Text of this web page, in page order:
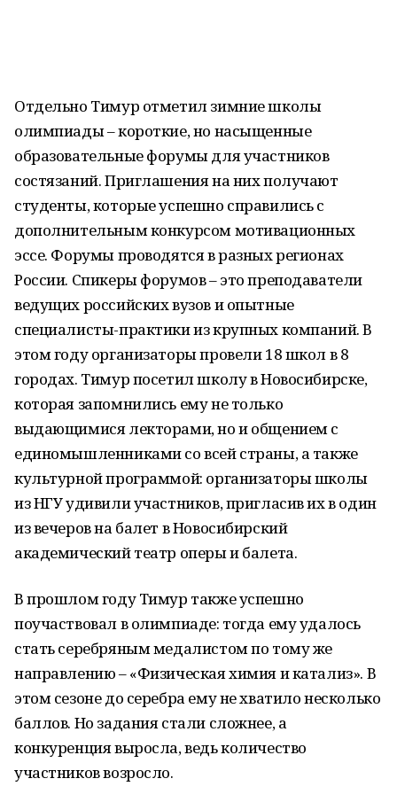
Отдельно Тимур отметил зимние школы
олимпиады – короткие, но насыщенные
образовательные форумы для участников
состязаний. Приглашения на них получают
студенты, которые успешно справились с
дополнительным конкурсом мотивационных
эссе. Форумы проводятся в разных регионах
России. Спикеры форумов – это преподаватели
ведущих российских вузов и опытные
специалисты-практики из крупных компаний. В
этом году организаторы провели 18 школ в 8
городах. Тимур посетил школу в Новосибирске,
которая запомнились ему не только
выдающимися лекторами, но и общением с
единомышленниками со всей страны, а также
культурной программой: организаторы школы
из НГУ удивили участников, пригласив их в один
из вечеров на балет в Новосибирский
академический театр оперы и балета.
В прошлом году Тимур также успешно
поучаствовал в олимпиаде: тогда ему удалось
стать серебряным медалистом по тому же
направлению – «Физическая химия и катализ». В
этом сезоне до серебра ему не хватило несколько
баллов. Но задания стали сложнее, а
конкуренция выросла, ведь количество
участников возросло.